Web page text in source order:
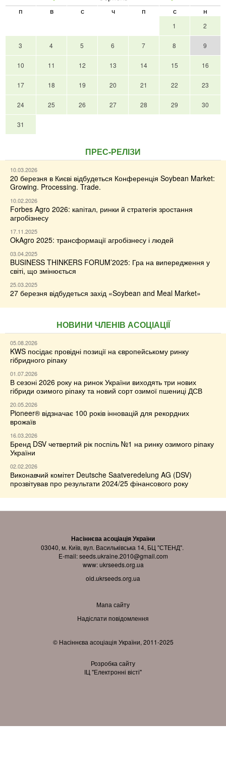
п в с ч п с н
1 2
3 4 5 6 7 8 9
10 11 12 13 14 15 16
17 18 19 20 21 22 23
24 25 26 27 28 29 30
31
ПРЕС-РЕЛІЗИ
10.03.2026
20 березня в Києві відбудеться Конференція Soybean Market:
Growing. Processing. Trade.
10.02.2026
Forbes Agro 2026: капітал, ринки й стратегія зростання
агробізнесу
17.11.2025
OkAgro 2025: трансформації агробізнесу і людей
03.04.2025
BUSINESS THINKERS FORUM’2025: Гра на випередження у
світі, що змінюється
25.03.2025
27 березня відбудеться захід «Soybean and Meal Market»
НОВИНИ ЧЛЕНІВ АСОЦІАЦІЇ
05.08.2026
KWS посідає провідні позиції на європейському ринку
гібридного ріпаку
01.07.2026
В сезоні 2026 року на ринок України виходять три нових
гібриди озимого ріпаку та новий сорт озимої пшениці ДСВ
20.05.2026
Pioneer® відзначає 100 років інновацій для рекордних
врожаїв
16.03.2026
Бренд DSV четвертий рік поспіль №1 на ринку озимого ріпаку
України
02.02.2026
Виконавчий комітет Deutsche Saatveredelung AG (DSV)
прозвітував про результати 2024/25 фінансового року
Насіннєва асоціація України
03040, м. Київ, вул. Васильківська 14, БЦ "СТЕНД".
E-mail:seeds.ukraine.2010@gmail.com
www:ukrseeds.org.ua
old.ukrseeds.org.ua
Мапа сайту
Надіслати повідомлення
© Насіннєва асоціація України, 2011-2025
Розробка сайту
ІЦ "Електронні вісті"